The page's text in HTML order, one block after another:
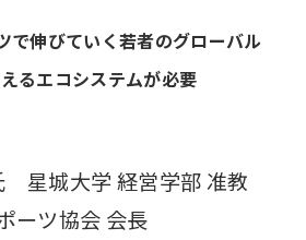
で伸びていく若者のグローバル
るエコシステムが必要
城大学 経営学部 准教
ーツ協会 会長